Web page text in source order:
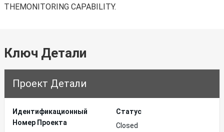
THEMONITORING CAPABILITY.
Ключ Детали
Проект Детали
Идентификационный
Hомер Проекта
Статус
Closed